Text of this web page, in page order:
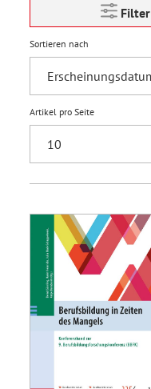
Filter
Sortieren nach
Artikel pro Seite